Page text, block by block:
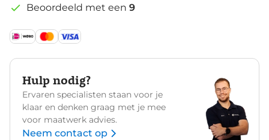
Beoordeeld met een 9
Hulp nodig?
Ervaren specialisten staan voor je
klaar en denken graag met je mee
voor maatwerk advies.
Neem contact op